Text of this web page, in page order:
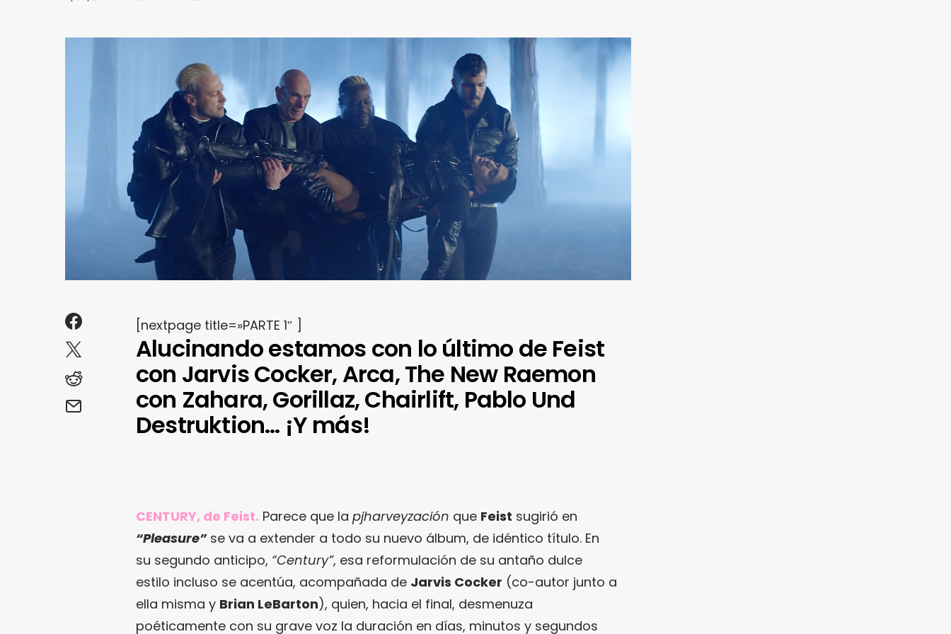
[nextpage title=»PARTE 1″ ]
Alucinando estamos con lo último de Feist
con Jarvis Cocker, Arca, The New Raemon
con Zahara, Gorillaz, Chairlift, Pablo Und
Destruktion… ¡Y más!
CENTURY, de Feist. Parece que la pjharveyzación que Feist sugirió en
“Pleasure”se va a extender a todo su nuevo álbum, de idéntico título. En
su segundo anticipo, “Century”, esa reformulación de su antaño dulce
estilo incluso se acentúa, acompañada de Jarvis Cocker (co-autor junto a
ella misma y Brian LeBarton), quien, hacia el final, desmenuza
poéticamente con su grave voz la duración en días, minutos y segundos